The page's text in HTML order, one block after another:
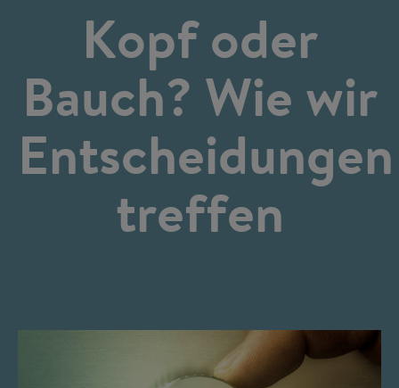
Kopf oder
Bauch? Wie wir
Entscheidungen
treffen